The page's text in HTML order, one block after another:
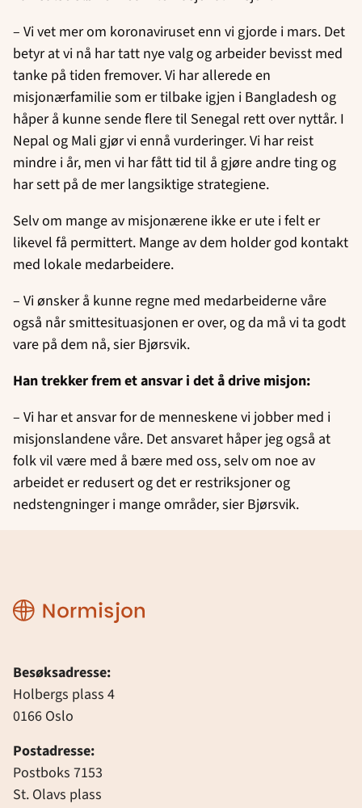
– Vi vet mer om koronaviruset enn vi gjorde i mars. Det
betyr at vi nå har tatt nye valg og arbeider bevisst med
tanke på tiden fremover. Vi har allerede en
misjonærfamilie som er tilbake igjen i Bangladesh og
håper å kunne sende flere til Senegal rett over nyttår. I
Nepal og Mali gjør vi ennå vurderinger. Vi har reist
mindre i år, men vi har fått tid til å gjøre andre ting og
har sett på de mer langsiktige strategiene.
Selv om mange av misjonærene ikke er ute i felt er
likevel få permittert. Mange av dem holder god kontakt
med lokale medarbeidere.
– Vi ønsker å kunne regne med medarbeiderne våre
også når smittesituasjonen er over, og da må vi ta godt
vare på dem nå, sier Bjørsvik.
Han trekker frem et ansvar i det å drive misjon:
– Vi har et ansvar for de menneskene vi jobber med i
misjonslandene våre. Det ansvaret håper jeg også at
folk vil være med å bære med oss, selv om noe av
arbeidet er redusert og det er restriksjoner og
nedstengninger i mange områder, sier Bjørsvik.
Normisjon
Besøksadresse:
Holbergs plass 4
0166 Oslo
Postadresse:
Postboks 7153
St. Olavs plass